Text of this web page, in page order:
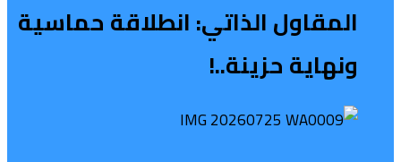
المقاول الذاتي: انطلاقة حماسية
ونهاية حزينة..!